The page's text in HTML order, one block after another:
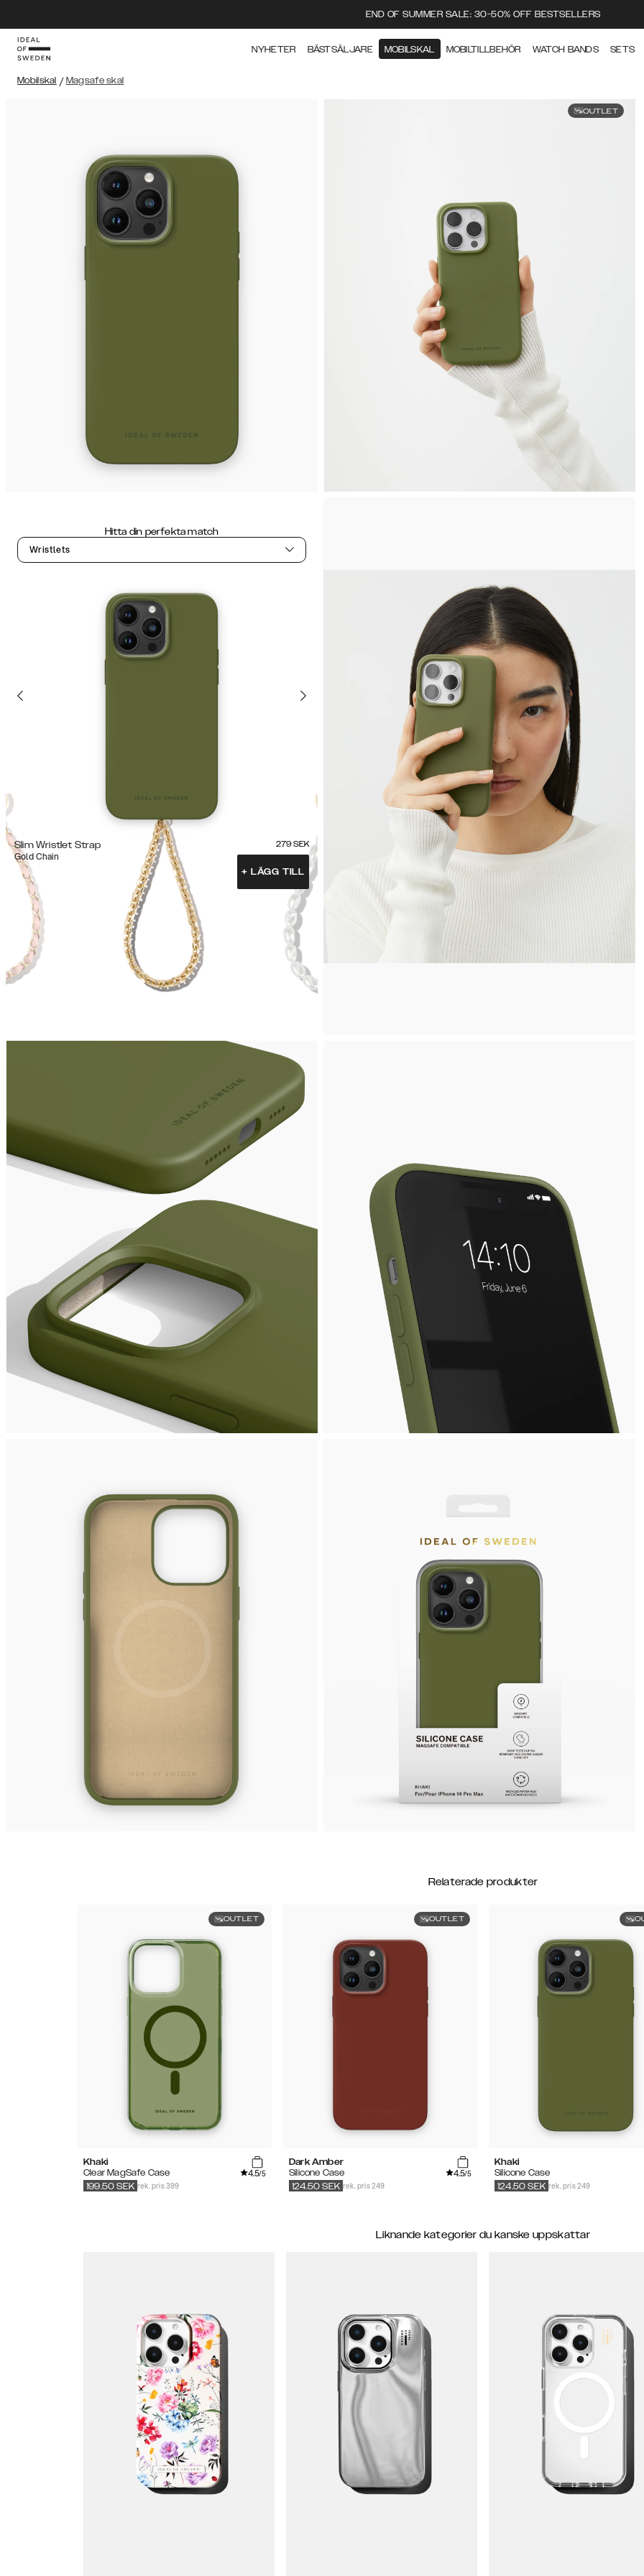
END OF SUMMER SALE: 30-50% OFF BESTSELLERS
NYHETER BÄSTSÄLJARE MOBILSKAL MOBILTILLBEHÖR WATCH BANDS SETS
Mobilskal / Magsafe skal
OUTLET
Hitta din perfekta match
Wristlets
Slim Wristlet Strap
Gold Chain
279 SEK
+ LÄGG TILL
Relaterade produkter
OUTLET
Khaki
Clear MagSafe Case
4.5/5
rek. pris 399
199.50 SEK
OUTLET
Dark Amber
Silicone Case
4.5/5
rek. pris 249
124.50 SEK
Khaki
Silicone Case
rek. pris 249
124.50 SEK
Liknande kategorier du kanske uppskattar